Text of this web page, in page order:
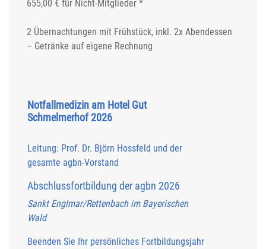
655,00 € für Nicht-Mitglieder *
2 Übernachtungen mit Frühstück, inkl. 2x Abendessen
– Getränke auf eigene Rechnung
Notfallmedizin am Hotel Gut
Schmelmerhof 2026
Leitung: Prof. Dr. Björn Hossfeld und der
gesamte agbn-Vorstand
Abschlussfortbildung der agbn 2026
Sankt Englmar/Rettenbach im Bayerischen
Wald
Beenden Sie Ihr persönliches Fortbildungsjahr